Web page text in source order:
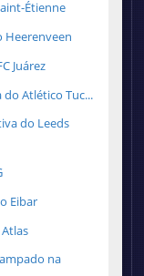
Étienne
Heerenveen
Juárez
Atlético Tuc...
do Leeds
Eibar
na